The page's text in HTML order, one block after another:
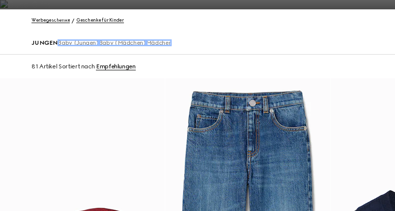
Kontakt
Werbegeschenke Geschenke für Kinder
JUNGEN Baby (Jungen) Baby (Mädchen) Mädchen
81 Artikel Sortiert nach Empfehlungen